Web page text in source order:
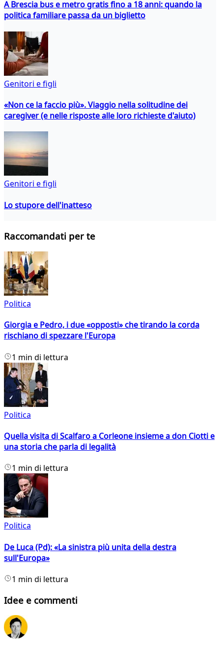
A Brescia bus e metro gratis fino a 18 anni: quando la
politica familiare passa da un biglietto
Genitori e figli
«Non ce la faccio più». Viaggio nella solitudine dei
caregiver (e nelle risposte alle loro richieste d'aiuto)
Genitori e figli
Lo stupore dell'inatteso
Raccomandati per te
Politica
Giorgia e Pedro, i due «opposti» che tirando la corda
rischiano di spezzare l'Europa
1 min di lettura
Politica
Quella visita di Scalfaro a Corleone insieme a don Ciotti e
una storia che parla di legalità
1 min di lettura
Politica
De Luca (Pd): «La sinistra più unita della destra
sull'Europa»
1 min di lettura
Idee e commenti